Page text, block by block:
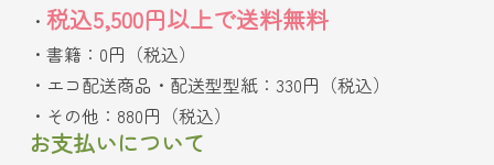
税込5,500円以上で送料無料
書籍：0円（税込）
エコ配送商品・配送型型紙：330円（税込）
その他：880円（税込）
お支払いについて